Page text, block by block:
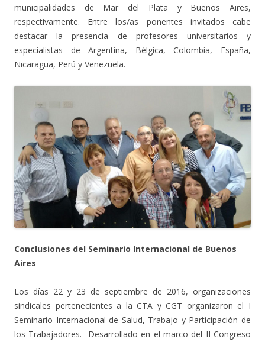
municipalidades de Mar del Plata y Buenos Aires,
respectivamente. Entre los/as ponentes invitados cabe
destacar la presencia de profesores universitarios y
especialistas de Argentina, Bélgica, Colombia, España,
Nicaragua, Perú y Venezuela.
Conclusiones del Seminario Internacional de Buenos
Aires
Los días 22 y 23 de septiembre de 2016, organizaciones
sindicales pertenecientes a la CTA y CGT organizaron el I
Seminario Internacional de Salud, Trabajo y Participación de
los Trabajadores. Desarrollado en el marco del II Congreso